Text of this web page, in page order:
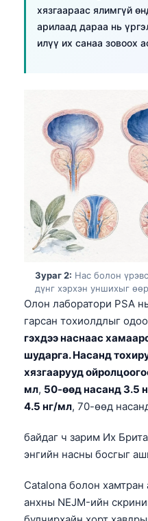
хязгаараас ялимгүй
арилаад дараа нь
илүү их санаа зовоох
Зураг 2: Нас болон
дүнг хэрхэн уншихыг
Олон лаборатори PSA
гарсан тохиолдлыг
гэхдээ наснаас
шударга. Насанд
хязгаарууд
мл, 50-өөд насанд 3.5
4.5 нг/мл, 70-өөд
байдаг ч зарим Их
энгийн насны босгыг
Catalona болон
анхны NEJM-ийн